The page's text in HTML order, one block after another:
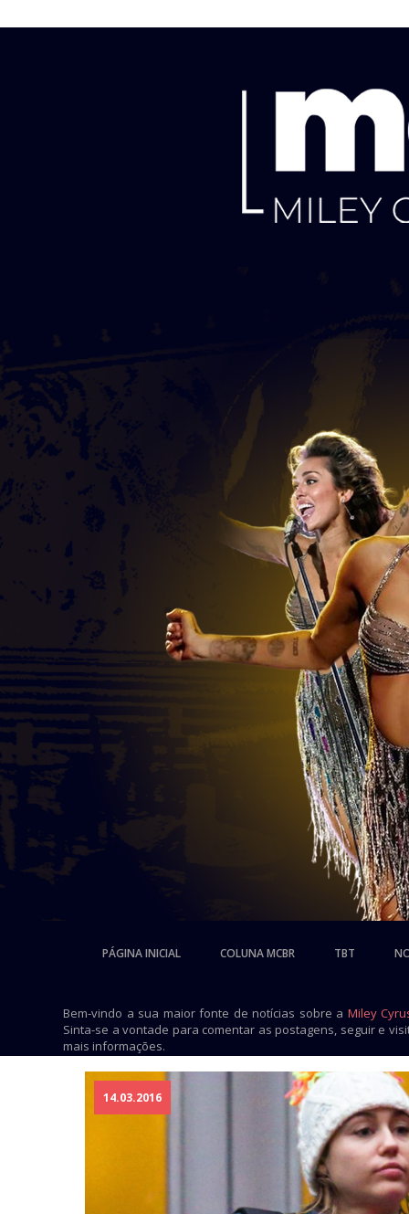
PÁGINA INICIAL COLUNA MCBR TBT
Bem-vindo a sua maior fonte de notícias sobre a Miley
Sinta-se a vontade para comentar as postagens, seguir e
mais informações.
14.03.2016